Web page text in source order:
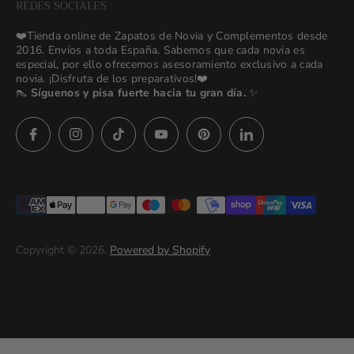
REDES SOCIALES
❤️Tienda online de Zapatos de Novia y Complementos desde
2016. Envíos a toda España. Sabemos que cada novia es
especial, por ello ofrecemos asesoramiento exclusivo a cada
novia. ¡Disfruta de los preparativos!❤️
👠 Síguenos y pisa fuerte hacia tu gran día. ✨
Search
contact us
Asesoras👰🏻24h 627 23 25 76
⭐ Opiniones de Nuestras Novias 👰🏻
💒 Novias Reales 💍✨
🚚 Envío y Cambios
Política de Privacidad
Imágenes descargables
Politica de privacidad (prueba)
Copyright © 2026. Powered by Shopify